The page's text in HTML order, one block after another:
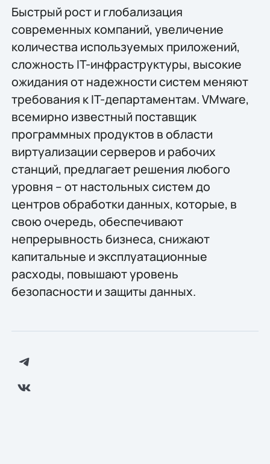
Быстрый рост и глобализация
современных компаний, увеличение
количества используемых приложений,
сложность IT-инфраструктуры, высокие
ожидания от надежности систем меняют
требования к IT-департаментам. VMware,
всемирно известный поставщик
программных продуктов в области
виртуализации серверов и рабочих
станций, предлагает решения любого
уровня – от настольных систем до
центров обработки данных, которые, в
свою очередь, обеспечивают
непрерывность бизнеса, снижают
капитальные и эксплуатационные
расходы, повышают уровень
безопасности и защиты данных.